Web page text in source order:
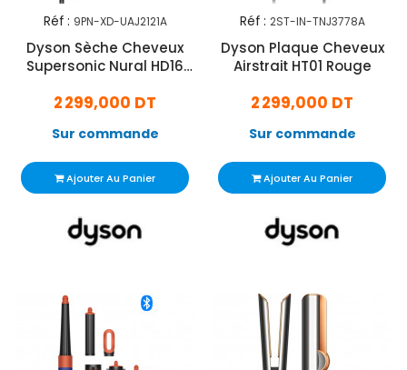
Réf : 9PN-XD-UAJ2121A
Dyson Sèche Cheveux
Supersonic Nural HD16
2 299,000 DT
Sur commande
Ajouter Au Panier
Réf : 2ST-IN-TNJ3778A
Dyson Plaque Cheveux
Airstrait HT01 Rouge
2 299,000 DT
Sur commande
Ajouter Au Panier